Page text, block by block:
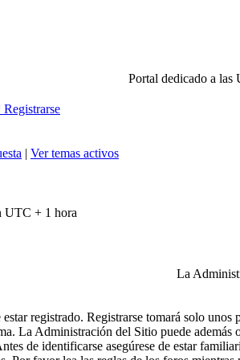
Portal dedicado a las
Registrarse
| Ver temas activos
UTC + 1 hora
La
estar registrado. Registrarse tomará solo
La Administración del Sitio puede además
de identificarse asegúrese de estar